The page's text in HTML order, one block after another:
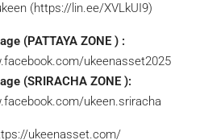
(https://lin.ee/XVLkUI9)
(PATTAYA ZONE ) :
ukeenasset2025
(SRIRACHA ZONE ):
ukeen.sriracha
ukeenasset.com/